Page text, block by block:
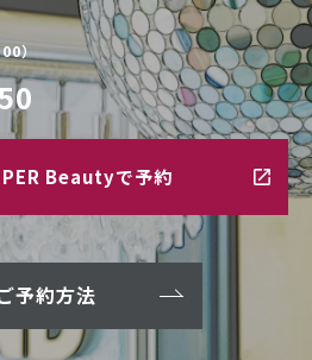
）
Beautyで予約
予約方法